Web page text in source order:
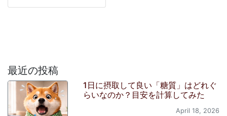
最近の投稿
1日に摂取して良い「糖質」はどれぐ
らいなのか？目安を計算してみた
April 18, 2026